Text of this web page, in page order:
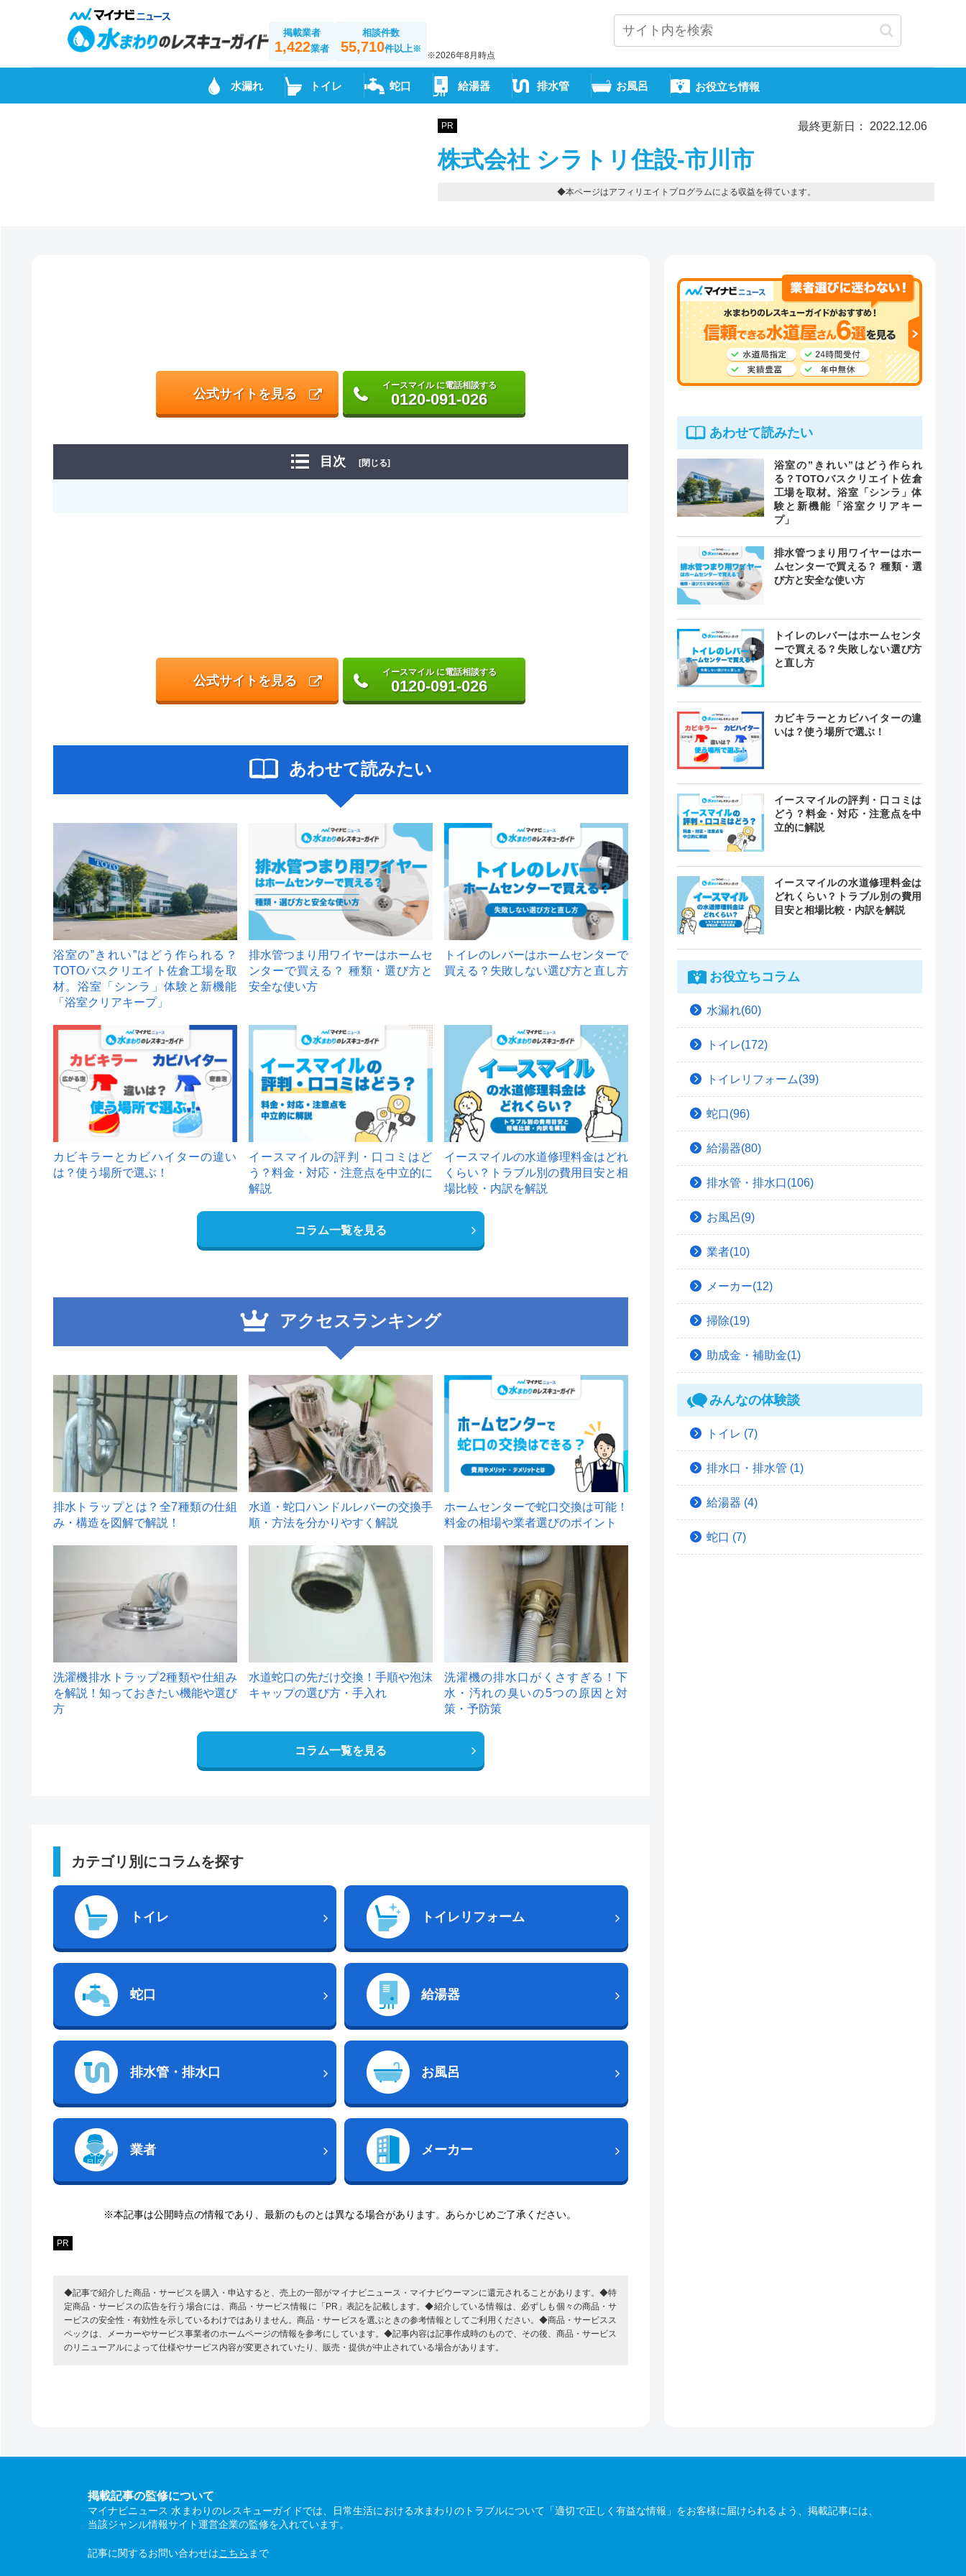
掲載業者
1,422業者
相談件数
55,710件以上※
※2026年8月時点
水漏れ トイレ 蛇口 給湯器 排水管 お風呂 お役立ち情報
PR 最終更新日： 2022.12.06
株式会社 シラトリ住設-市川市
◆本ページはアフィリエイトプログラムによる収益を得ています。
公式サイトを見る
イースマイル に電話相談する
0120-091-026
目次 [閉じる]
公式サイトを見る
イースマイル に電話相談する
0120-091-026
あわせて読みたい
浴室の”きれい”はどう作られる？
TOTOバスクリエイト佐倉工場を取
材。浴室「シンラ」体験と新機能
「浴室クリアキープ」
排水管つまり用ワイヤーはホームセ
ンターで買える？ 種類・選び方と
安全な使い方
トイレのレバーはホームセンターで
買える？失敗しない選び方と直し方
カビキラーとカビハイターの違い
は？使う場所で選ぶ！
イースマイルの評判・口コミはど
う？料金・対応・注意点を中立的に
解説
イースマイルの水道修理料金はどれ
くらい？トラブル別の費用目安と相
場比較・内訳を解説
コラム一覧を見る
アクセスランキング
1
排水トラップとは？全7種類の仕組
み・構造を図解で解説！
2
水道・蛇口ハンドルレバーの交換手
順・方法を分かりやすく解説
ホームセンターで蛇口交換は可能！
料金の相場や業者選びのポイント
洗濯機排水トラップ2種類や仕組み
を解説！知っておきたい機能や選び
方
水道蛇口の先だけ交換！手順や泡沫
キャップの選び方・手入れ
洗濯機の排水口がくさすぎる！下
水・汚れの臭いの5つの原因と対
策・予防策
コラム一覧を見る
カテゴリ別にコラムを探す
トイレ トイレリフォーム
蛇口 給湯器
排水管・排水口 お風呂
業者 メーカー
※本記事は公開時点の情報であり、最新のものとは異なる場合があります。あらかじめご了承ください。
PR
◆記事で紹介した商品・サービスを購入・申込すると、売上の一部がマイナビニュース・マイナビウーマンに還元されることがあります。◆特
定商品・サービスの広告を行う場合には、商品・サービス情報に「PR」表記を記載します。◆紹介している情報は、必ずしも個々の商品・サ
ービスの安全性・有効性を示しているわけではありません。商品・サービスを選ぶときの参考情報としてご利用ください。◆商品・サービスス
ペックは、メーカーやサービス事業者のホームページの情報を参考にしています。◆記事内容は記事作成時のもので、その後、商品・サービス
のリニューアルによって仕様やサービス内容が変更されていたり、販売・提供が中止されている場合があります。
あわせて読みたい
浴室の”きれい”はどう作られ
る？TOTOバスクリエイト佐倉
工場を取材。浴室「シンラ」体
験と新機能「浴室クリアキー
プ」
排水管つまり用ワイヤーはホー
ムセンターで買える？ 種類・選
び方と安全な使い方
トイレのレバーはホームセンタ
ーで買える？失敗しない選び方
と直し方
カビキラーとカビハイターの違
いは？使う場所で選ぶ！
イースマイルの評判・口コミは
どう？料金・対応・注意点を中
立的に解説
イースマイルの水道修理料金は
どれくらい？トラブル別の費用
目安と相場比較・内訳を解説
お役立ちコラム
水漏れ(60)
トイレ(172)
トイレリフォーム(39)
蛇口(96)
給湯器(80)
排水管・排水口(106)
お風呂(9)
業者(10)
メーカー(12)
掃除(19)
助成金・補助金(1)
みんなの体験談
トイレ (7)
排水口・排水管 (1)
給湯器 (4)
蛇口 (7)
掲載記事の監修について
マイナビニュース 水まわりのレスキューガイドでは、日常生活における水まわりのトラブルについて「適切で正しく有益な情報」をお客様に届けられるよう、掲載記事には、
当該ジャンル情報サイト運営企業の監修を入れています。
記事に関するお問い合わせはこちら まで